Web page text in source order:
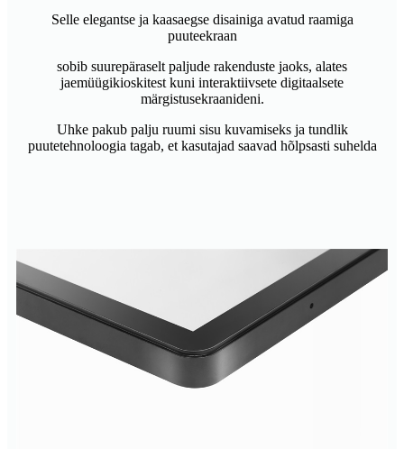
Selle elegantse ja kaasaegse disainiga avatud raamiga
puuteekraan
sobib suurepäraselt paljude rakenduste jaoks, alates
jaemüügikioskitest kuni interaktiivsete digitaalsete
märgistusekraanideni.
Uhke pakub palju ruumi sisu kuvamiseks ja tundlik
puutetehnoloogia tagab, et kasutajad saavad hõlpsasti suhelda